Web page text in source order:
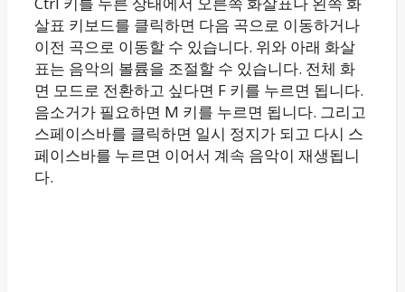
살표 키보드를 클릭하면 다음 곡으로 이동하거나
이전 곡으로 이동할 수 있습니다. 위와 아래 화살
표는 음악의 볼륨을 조절할 수 있습니다. 전체 화
면 모드로 전환하고 싶다면 F 키를 누르면 됩니다.
음소거가 필요하면 M 키를 누르면 됩니다. 그리고
스페이스바를 클릭하면 일시 정지가 되고 다시 스
페이스바를 누르면 이어서 계속 음악이 재생됩니
다.